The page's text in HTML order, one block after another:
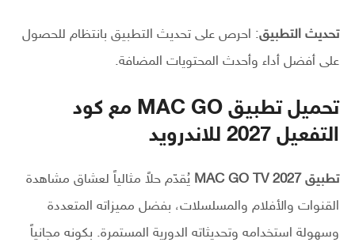
تحديث التطبيق: احرص على تحديث التطبيق بانتظام للحصول
على أفضل أداء وأحدث المحتويات المضافة.
تحميل تطبيق MAC GO مع كود
التفعيل 2027 للاندرويد
تطبيق MAC GO TV 2027
يُقدّم حلاً مثالياً لعشاق مشاهدة
القنوات والأفلام والمسلسلات، بفضل مميزاته المتعددة
وسهولة استخدامه وتحديثاته الدورية المستمرة. بكونه مجانياً